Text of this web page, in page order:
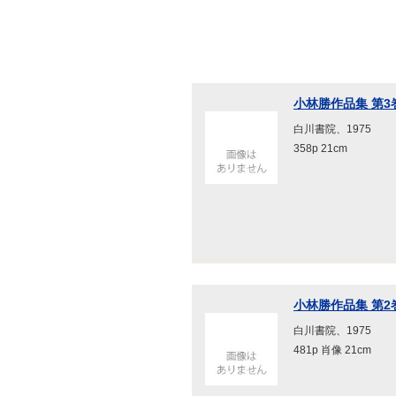
小林勝作品集 第3
白川書院、1975
358p 21cm
小林勝作品集 第2
白川書院、1975
481p 肖像 21cm